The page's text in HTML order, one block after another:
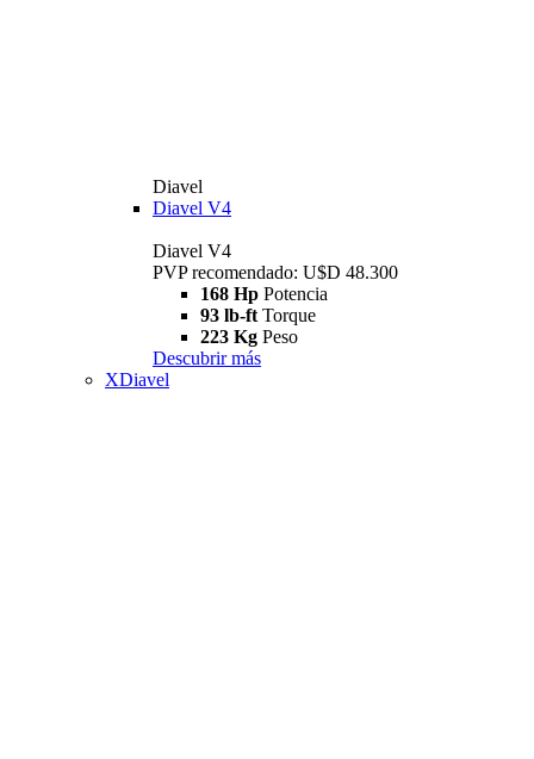
Diavel
Diavel V4
Diavel V4
PVP recomendado: U$D 48.300
168 Hp Potencia
93 lb-ft Torque
223 Kg Peso
Descubrir más
XDiavel